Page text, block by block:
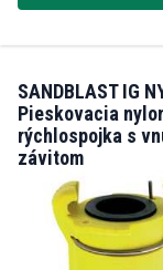
SANDBLAST IG
Pieskovacia
rýchlospojka s
závitom